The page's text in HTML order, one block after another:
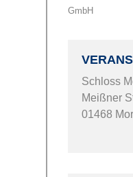
GmbH
Schloss
Meißner
01468